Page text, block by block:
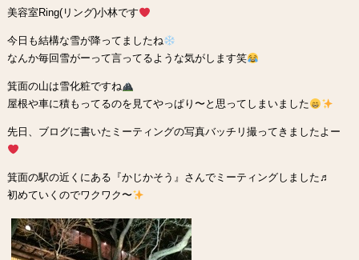
美容室Ring(リング)小林です
今日も結構な雪が降ってましたね
なんか毎回雪がーって言ってるような気がします笑
箕面の山は雪化粧ですね
屋根や車に積もってるのを見てやっぱり〜と思ってしまいました
先日、ブログに書いたミーティングの写真バッチリ撮ってきましたよー
箕面の駅の近くにある『かじかそう』さんでミーティングしました♬
初めていくのでワクワク〜